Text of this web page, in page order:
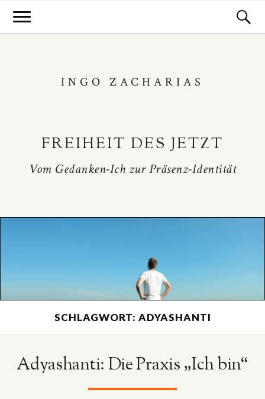
INGO ZACHARIAS
FREIHEIT DES JETZT
Vom Gedanken-Ich zur Präsenz-Identität
SCHLAGWORT: ADYASHANTI
Adyashanti: Die Praxis „Ich bin“